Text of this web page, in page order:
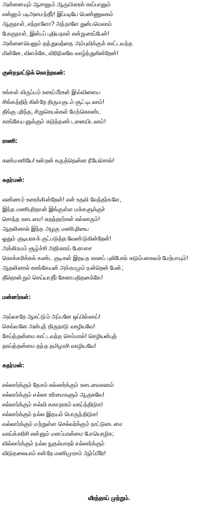
அன்னையும் ஆசானும் ஆருயிரைக் காப்பானும்
என்னும் படிஅமைந்தீர்! இப்படியே பெண்ணுலகம்
ஆகுநாள், எந்நாளோ? அந்நாளே துன்பமெலாம்
போகுநாள், இன்பப் புதியநாள் என்றுரைப்பேன்!
அன்னையெனும் தத்துவத்தை அம்புவிக்குக் காட்டவந்த
மின்னே, விளக்கே, விரிநிலவே வாழ்த்துகின்றேன்!
குன்றநாட்டுக் கொற்றவன்:
உங்கள் விருப்பம் உரைப்பீர்கள் இவ்விளைய
சிங்கத்திற் கின்றே திருமகுடம் சூட்டிடலாம்!
தீங்கு புரிந்த, சிறுசெயல்கள் மேற்கொண்ட
காங்கேய னுக்கும் கடுந்தண் டனையிடலாம்!
ராணி:
கண்மணியே! உன்றன் கருத்தென்ன நீயேசொல்!
சுதர்மன்:
எண்ணம் உரைக்கின்றேன்! என் உதவி வேந்தர்களே,
இந்த மணிபுரிதான் இங்குள்ள மக்களுக்குச்
சொந்த உடைமை! சுதந்தரர்கள் எல்லாரும்!
ஆதலினால் இந்த அழகு மணிபுரியை
ஓதும் குடியரசுக் குட்படுத்த வேண்டுகின்றேன்!
அக்கிரமம் சூழ்ச்சி அதிகாரப் பேராசை
கொக்கரிக்கக் கண்ட குடிகள் இதயந கானப் புலிபோல் கடும்பகைவர் மேற்பாயும்!
ஆதலினால் காங்கேயன் அக்ரமமும் நன்றென் பேன்;
தீதொன்றும் செய்யாதீர் சேனாபதிதனக்கே!
மன்னர்கள்:
அவ்வாறே ஆகட்டும் அப்பனே ஒப்பில்லாய்!
செவ்வனே அன்புத் திருநாடு வாழியவே!
சேய்த்தன்மை காட்டவந்த செம்மால்! செழியன்புத்
தாய்த்தன்மை தந்த தமிழரசி வாழியவே!
சுதர்மன்:
எல்லார்க்கும் தேசம் எல்லார்க்கும் உடைமைஎலாம்
எல்லார்க்கும் எல்லா உரிமைகளும் ஆகுகவே!
எல்லார்க்கும் கல்வி சுகாதாரம் வாய்ந்திடுக!
எல்லார்க்கும் நல்ல இதயம் பொருந்திடுக!
வல்லார்க்கும் மற்றுள்ள செல்வர்க்கும் நாட்டுடைமை
வாய்க்கரிசி என்னும் மனப்பான்மை போயொழிக;
வில்லார்க்கும் நல்ல நுதல்மாதர் எல்லார்க்கும்
விடுதலையாம் என்றே மணிமுரசம் ஆர்ப்பீரே!
வீரத்தாய் முற்றும்.